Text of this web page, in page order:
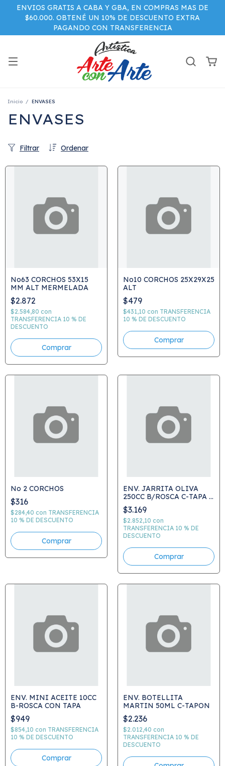
ENVIOS GRATIS A CABA Y GBA, EN COMPRAS MAS DE
$60.000. OBTENÉ UN 10% DE DESCUENTO EXTRA
PAGANDO CON TRANSFERENCIA
Inicio / ENVASES
ENVASES
Ordenar
Filtrar
No63 CORCHOS 53X15
MM ALT MERMELADA
$2.872
$2.584,80 con
TRANSFERENCIA 10 % DE
DESCUENTO
Comprar
No10 CORCHOS 25X29X25
ALT
$479
$431,10 con TRANSFERENCIA
10 % DE DESCUENTO
No 2 CORCHOS
$316
$284,40 con TRANSFERENCIA
10 % DE DESCUENTO
ENV. JARRITA OLIVA
250CC B/ROSCA C-TAPA E
INSERTO
$3.169
$2.852,10 con
TRANSFERENCIA 10 % DE
DESCUENTO
Comprar
ENV. MINI ACEITE 10CC
B-ROSCA CON TAPA
$949
$854,10 con TRANSFERENCIA
10 % DE DESCUENTO
Comprar
ENV. BOTELLITA
MARTIN 50ML C-TAPON
$2.236
$2.012,40 con
TRANSFERENCIA 10 % DE
DESCUENTO